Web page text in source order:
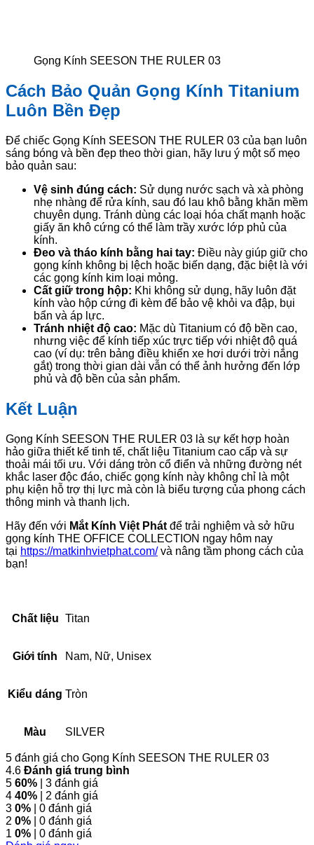
Gọng Kính SEESON THE RULER 03
Cách Bảo Quản Gọng Kính Titanium
Luôn Bền Đẹp
Để chiếc Gọng Kính SEESON THE RULER 03 của bạn luôn
sáng bóng và bền đẹp theo thời gian, hãy lưu ý một số mẹo
bảo quản sau:
Vệ sinh đúng cách: Sử dụng nước sạch và xà phòng
nhẹ nhàng để rửa kính, sau đó lau khô bằng khăn mềm
chuyên dụng. Tránh dùng các loại hóa chất mạnh hoặc
giấy ăn khô cứng có thể làm trầy xước lớp phủ của
kính.
Đeo và tháo kính bằng hai tay: Điều này giúp giữ cho
gọng kính không bị lệch hoặc biến dạng, đặc biệt là với
các gọng kính kim loại mỏng.
Cất giữ trong hộp: Khi không sử dụng, hãy luôn đặt
kính vào hộp cứng đi kèm để bảo vệ khỏi va đập, bụi
bẩn và áp lực.
Tránh nhiệt độ cao: Mặc dù Titanium có độ bền cao,
nhưng việc để kính tiếp xúc trực tiếp với nhiệt độ quá
cao (ví dụ: trên bảng điều khiển xe hơi dưới trời nắng
gắt) trong thời gian dài vẫn có thể ảnh hưởng đến lớp
phủ và độ bền của sản phẩm.
Kết Luận
Gọng Kính SEESON THE RULER 03 là sự kết hợp hoàn
hảo giữa thiết kế tinh tế, chất liệu Titanium cao cấp và sự
thoải mái tối ưu. Với dáng tròn cổ điển và những đường nét
khắc laser độc đáo, chiếc gọng kính này không chỉ là một
phụ kiện hỗ trợ thị lực mà còn là biểu tượng của phong cách
thông minh và thanh lịch.
Hãy đến với Mắt Kính Việt Phát để trải nghiệm và sở hữu
gọng kính THE OFFICE COLLECTION ngay hôm nay
tại https://matkinhvietphat.com/và nâng tầm phong cách của
bạn!
Chất liệu Titan
Giới tính Nam, Nữ, Unisex
Kiểu dáng Tròn
Màu SILVER
5 đánh giá cho Gọng Kính SEESON THE RULER 03
4.6 Đánh giá trung bình
5 60% | 3 đánh giá
4 40% | 2 đánh giá
3 0% | 0 đánh giá
2 0% | 0 đánh giá
1 0% | 0 đánh giá